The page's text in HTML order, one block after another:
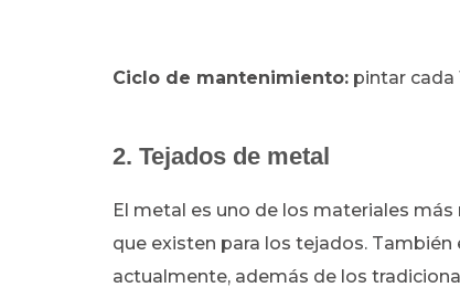
Ciclo de mantenimiento: pintar cada
2. Tejados de metal
El metal es uno de los materiales
que existen para los tejados.
actualmente, además de los